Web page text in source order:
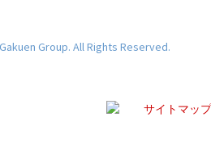
Group. All Rights Reserved.